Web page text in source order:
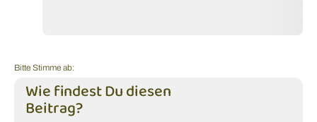
Bitte Stimme ab:
Wie findest Du diesen
Beitrag?